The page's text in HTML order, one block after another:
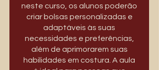
neste curso, os alunos poderão
criar bolsas personalizadas e
adaptáveis às suas
necessidades e preferências,
além de aprimorarem suas
habilidades em costura. A aula